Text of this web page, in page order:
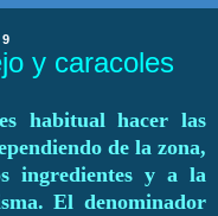
y caracoles
habitual hacer las
de la zona,
ingredientes y a la
El denominador